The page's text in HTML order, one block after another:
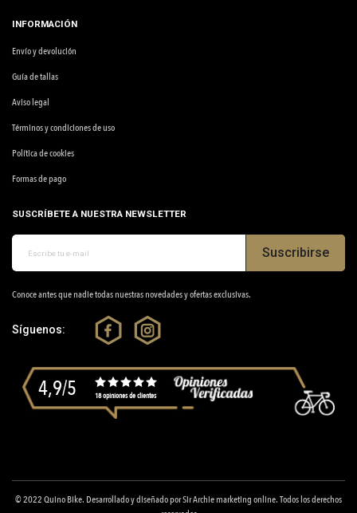
INFORMACIÓN
Envío y devolución
Guía de tallas
Aviso legal
Términos y condiciones de uso
Política de cookies
Formas de pago
SUSCRÍBETE A NUESTRA NEWSLETTER
Suscribirse
Conoce antes que nadie todas nuestras novedades y ofertas exclusivas.
Síguenos:
4,9/5 18 opiniones de clientes
© 2022Quino Bike. Desarrollado y diseñado porSir Archie marketing online. Todos los derechos